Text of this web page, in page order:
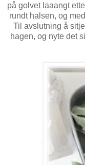
på golvet laaangt
rundt halsen, og
Til avslutning å
hagen, og nyte det